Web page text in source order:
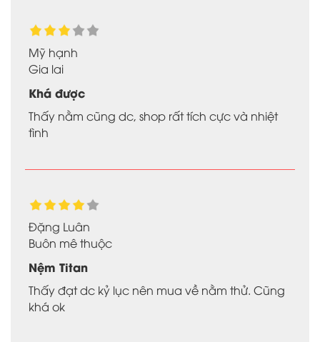
Mỹ hạnh
Gia lai
Khá được
Thấy nằm cũng dc, shop rất tích cực và nhiệt
tình
Đặng Luân
Buôn mê thuộc
Nệm Titan
Thấy đạt dc kỷ lục nên mua về nằm thử. Cũng
khá ok